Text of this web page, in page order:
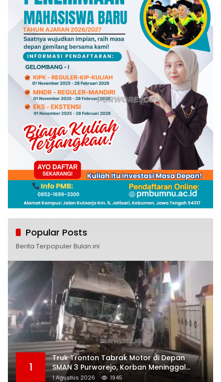
Popular Posts
Berita Terpopuler Bulan ini
1
Truk Tronton Tabrak Motor di Depan
SMAN 3 Purworejo, Korban Meninggal
Dunia, Polisi Masih Selidiki Penyebab
1 Agustus 2026 1945